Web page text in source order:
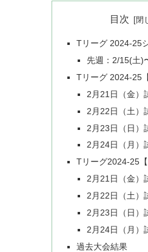
目次
Tリーグ 2024-25
先週：2/15(土)
Tリーグ 2024-25
2月21日（金）
2月22日（土）
2月23日（日）
2月24日（月）
Tリーグ2024-25【
2月21日（金）
2月22日（土）
2月23日（日）
2月24日（月）
過去大会結果